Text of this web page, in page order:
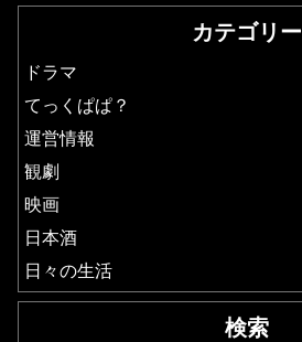
カテゴリー
ドラマ
てっくぱぱ？
運営情報
観劇
映画
日本酒
日々の生活
検索